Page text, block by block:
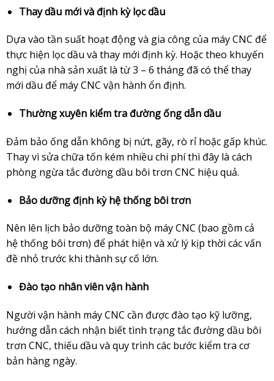
Thay dầu mới và định kỳ lọc dầu
Dựa vào tần suất hoạt động và gia công của máy CNC để
thực hiện lọc dầu và thay mới định kỳ. Hoặc theo khuyến
nghị của nhà sản xuất là từ 3 – 6 tháng đã có thể thay
mới dầu để máy CNC vận hành ổn định.
Thường xuyên kiểm tra đường ống dẫn dầu
Đảm bảo ống dẫn không bị nứt, gãy, rò rỉ hoặc gấp khúc.
Thay vì sửa chữa tốn kém nhiều chi phí thì đây là cách
phòng ngừa tắc đường dầu bôi trơn CNC hiệu quả.
Bảo dưỡng định kỳ hệ thống bôi trơn
Nên lên lịch bảo dưỡng toàn bộ máy CNC (bao gồm cả
hệ thống bôi trơn) để phát hiện và xử lý kịp thời các vấn
đề nhỏ trước khi thành sự cố lớn.
Đào tạo nhân viên vận hành
Người vận hành máy CNC cần được đào tạo kỹ lưỡng,
hướng dẫn cách nhận biết tình trạng tắc đường dầu bôi
trơn CNC, thiếu dầu và quy trình các bước kiểm tra cơ
bản hàng ngày.